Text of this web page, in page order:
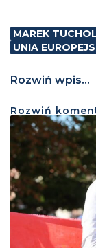
MAREK
UNIA
Rozwiń wpis...
Rozwiń